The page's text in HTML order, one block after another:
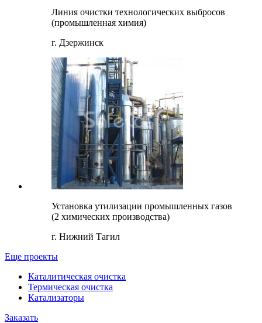
Линия очистки технологических выбросов
(промышленная химия)
г. Дзержинск
Установка утилизации промышленных газов
(2 химических производства)
г. Нижний Тагил
Еще проекты
Каталитическая очистка
Термическая очистка
Катализаторы
Заказать